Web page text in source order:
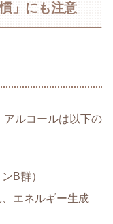
」にも注意
アルコールは以下の
B群）
エネルギー生成